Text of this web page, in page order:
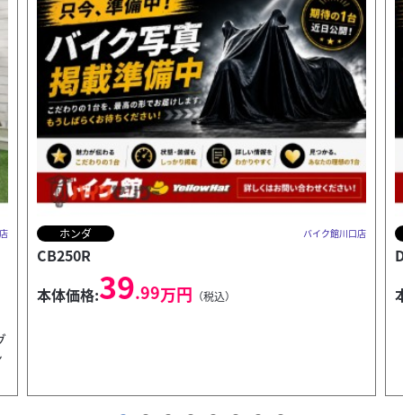
KTM バイク館川口店
DUKE390
本体価格:59.99万円 （税込）